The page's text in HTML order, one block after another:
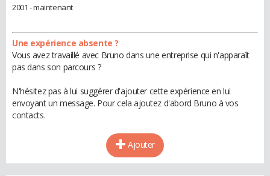
2001 - maintenant
Une expérience absente ?
Vous avez travaillé avec Bruno dans une entreprise qui n'apparaît
pas dans son parcours ?
N'hésitez pas à lui suggérer d'ajouter cette expérience en lui
envoyant un message. Pour cela ajoutez d'abord Bruno à vos
contacts.
Ajouter